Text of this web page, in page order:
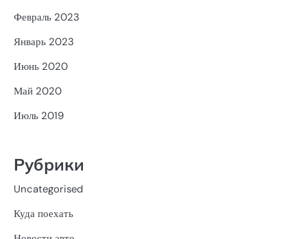
Февраль 2023
Январь 2023
Июнь 2020
Май 2020
Июль 2019
Рубрики
Uncategorised
Куда поехать